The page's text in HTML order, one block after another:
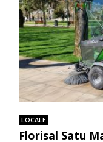
LOCALE
Florisal Satu